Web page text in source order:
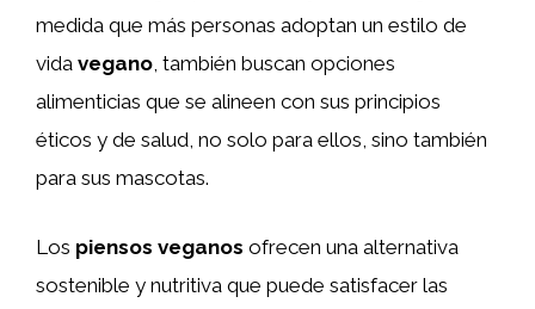
medida que más personas adoptan un estilo de
vida vegano, también buscan opciones
alimenticias que se alineen con sus principios
éticos y de salud, no solo para ellos, sino también
para sus mascotas.
Los piensos veganos ofrecen una alternativa
sostenible y nutritiva que puede satisfacer las